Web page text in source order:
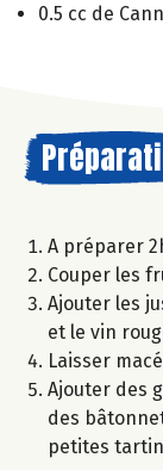
0.5 cc de
A préparer
Couper les
Ajouter les
et le vin
Laisser
Ajouter des
des
petites